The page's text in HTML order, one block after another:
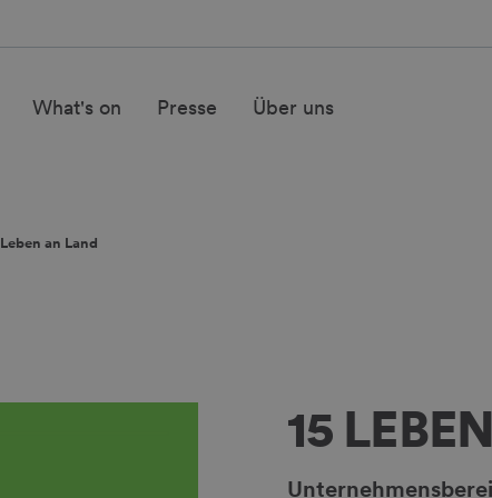
What's on Presse Über uns
Leben an Land
15